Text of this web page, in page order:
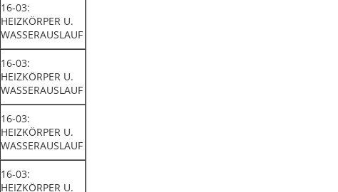
16-03:
HEIZKÖRPER U.
WASSERAUSLAUF
16-03:
HEIZKÖRPER U.
WASSERAUSLAUF
16-03:
HEIZKÖRPER U.
WASSERAUSLAUF
16-03:
HEIZKÖRPER U.